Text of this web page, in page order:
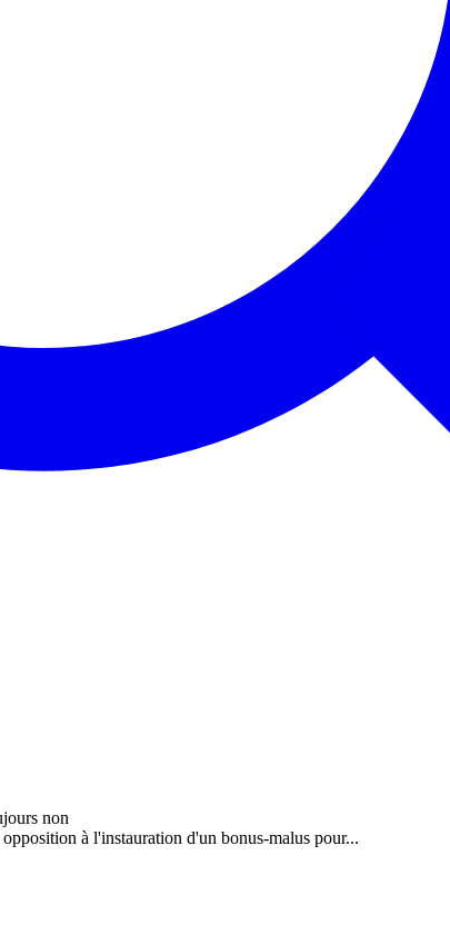
à l'instauration d'un bonus-malus pour...